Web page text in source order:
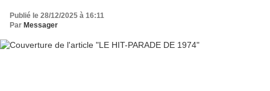
Publié le 28/12/2025 à 16:11
Par Messager